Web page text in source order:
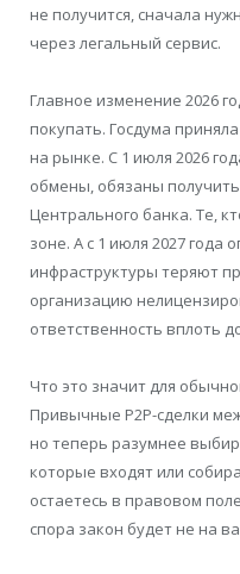
не получится, сначала
через легальный сервис.
Главное изменение 2026
покупать. Госдума
на рынке. С 1 июля 2026
обмены, обязаны
Центрального банка. Те,
зоне. А с 1 июля 2027
инфраструктуры теряют
организацию
ответственность вплоть
Что это значит для
Привычные P2P-сделки
но теперь разумнее
которые входят или
остаетесь в правовом
спора закон будет не на